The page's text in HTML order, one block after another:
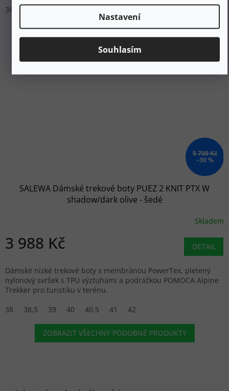
Nastavení
Souhlasím
38
5 700 Kč
–30 %
SALEWA Dámské trekové boty PUEZ 2 KNIT PTX W
shadow/dark olive - šedé
Skladem
3 988 Kč DETAIL
Dámské nízké trekové boty s membránou PowerTex, pletený
nylonový svršek s TPU výztuhami a podrážkou POMOCA Alpine
Trekker pro turistiku v terénu.
38
38,5 39 40 40,5 41 42
ZOBRAZIT VŠECHNY PODOBNÉ PRODUKTY